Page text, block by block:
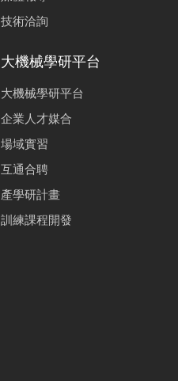
技術洽詢
大機械學研平台
大機械學研平台
企業人才媒合
場域實習
互通合聘
產學研計畫
訓練課程開發